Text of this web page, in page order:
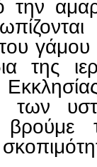
την
της
των